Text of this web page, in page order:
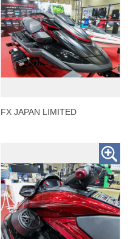
FX JAPAN LIMITED